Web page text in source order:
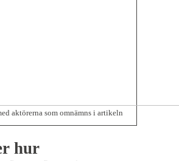
aktörerna som omnämns i artikeln
hur